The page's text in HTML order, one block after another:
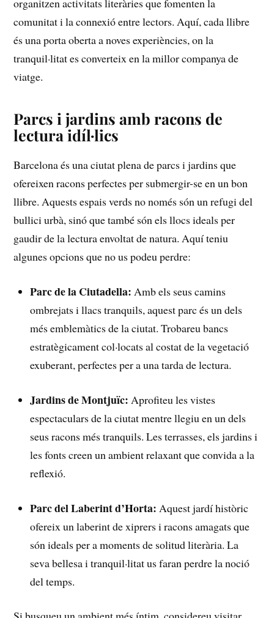
organitzen activitats literàries que fomenten la
⁢comunitat i la‍ connexió entre lectors. Aquí, cada llibre
és ⁣una porta oberta a noves experiències, on la​
tranquil·litat ⁢es‍ converteix en la millor companya de
viatge.
Parcs i jardins​ amb racons de
lectura idíl·lics
Barcelona és una ciutat plena​ de parcs i jardins que
ofereixen racons perfectes per⁤ submergir-se en un bon
llibre. Aquests espais verds no només són ⁣un refugi del
bullici urbà, sinó que també són els llocs ideals per
gaudir de la lectura envoltat​ de natura.⁤ Aquí teniu
algunes opcions que no us podeu⁢ perdre:
Parc de la Ciutadella: Amb els seus ‌camins
ombrejats i llacs‍ tranquils, aquest parc és ‌un dels
més ⁤emblemàtics de⁢ la ciutat. Trobareu bancs
estratègicament col·locats al costat ‌de la vegetació
exuberant,‌ perfectes per a una tarda de lectura.
Jardins de Montjuïc: Aprofiteu les vistes
espectaculars de la⁤ ciutat mentre llegiu⁣ en un dels
seus racons més tranquils.⁢ Les terrasses, els jardins i
les fonts creen⁤ un ambient relaxant que convida⁢ a la⁤
reflexió.
Parc del Laberint⁤ d’Horta: Aquest jardí històric
ofereix un laberint de xiprers i racons amagats que
són ideals per a moments de solitud ⁤literària. La⁤
seva bellesa i tranquil·litat us faran‌ perdre la noció⁤
del temps.